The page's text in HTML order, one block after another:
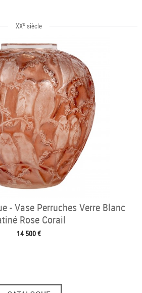
XXesiècle
- Vase Perruches Verre Blanc
Rose Corail
14 500 €